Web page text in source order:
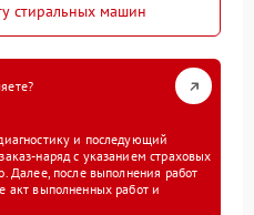
стиральных машин
и последующий
наряд с указанием страховых
Далее, после выполнения работ
акт выполненных работ и